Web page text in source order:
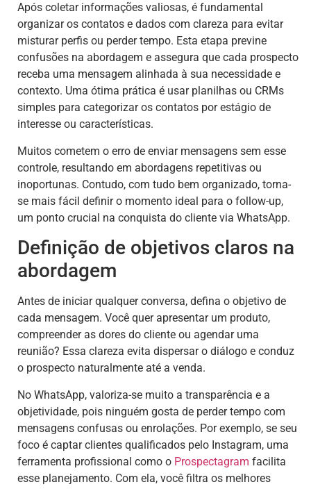
Após coletar informações valiosas, é fundamental
organizar os contatos e dados com clareza para evitar
misturar perfis ou perder tempo. Esta etapa previne
confusões na abordagem e assegura que cada prospecto
receba uma mensagem alinhada à sua necessidade e
contexto. Uma ótima prática é usar planilhas ou CRMs
simples para categorizar os contatos por estágio de
interesse ou características.
Muitos cometem o erro de enviar mensagens sem esse
controle, resultando em abordagens repetitivas ou
inoportunas. Contudo, com tudo bem organizado, torna-
se mais fácil definir o momento ideal para o follow-up,
um ponto crucial na conquista do cliente via WhatsApp.
Definição de objetivos claros na
abordagem
Antes de iniciar qualquer conversa, defina o objetivo de
cada mensagem. Você quer apresentar um produto,
compreender as dores do cliente ou agendar uma
reunião? Essa clareza evita dispersar o diálogo e conduz
o prospecto naturalmente até a venda.
No WhatsApp, valoriza-se muito a transparência e a
objetividade, pois ninguém gosta de perder tempo com
mensagens confusas ou enrolações. Por exemplo, se seu
foco é captar clientes qualificados pelo Instagram, uma
ferramenta profissional como o Prospectagram facilita
esse planejamento. Com ela, você filtra os melhores